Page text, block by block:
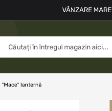
VÂNZARE MARE
"Mace" lanternă